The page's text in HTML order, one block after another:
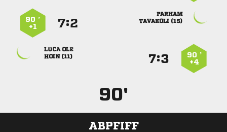

 
:
90 ’
+1
90 ’
+4
:
 
 
90'
ABPFIFF